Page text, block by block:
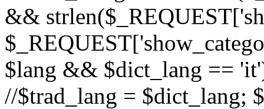
&&
$lang && $dict_lang ==
//$trad_lang = $dict_lang;